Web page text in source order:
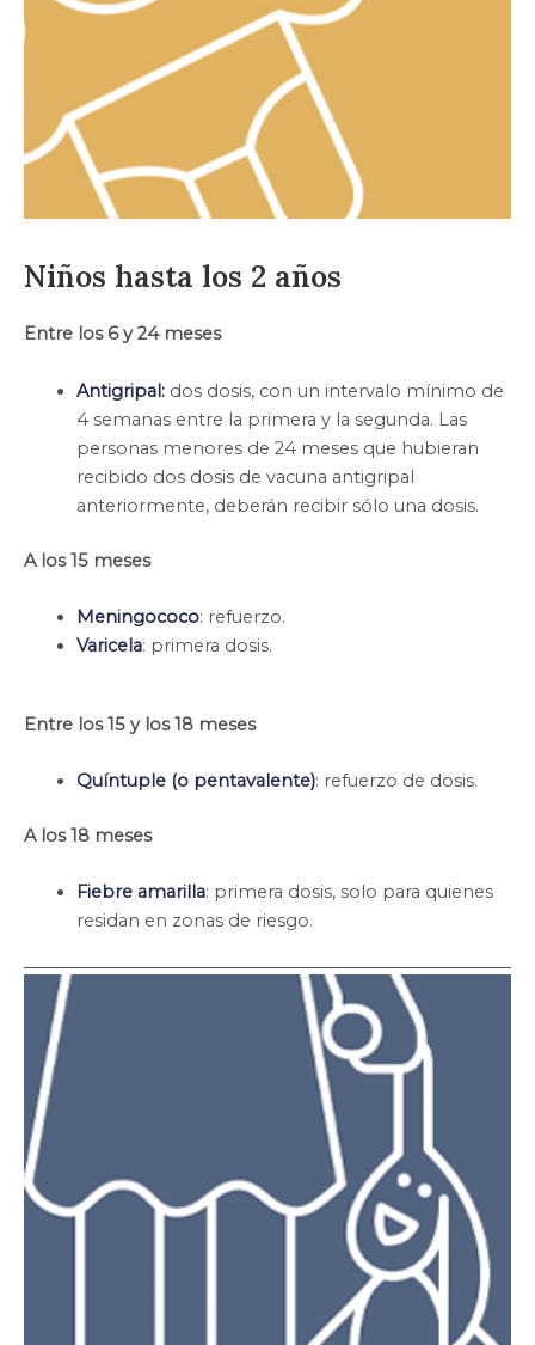
Niños hasta los 2 años
Entre los 6 y 24 meses
Antigripal:dos dosis, con un intervalo mínimo de
4 semanas entre la primera y la segunda. Las
personas menores de 24 meses que hubieran
recibido dos dosis de vacuna antigripal
anteriormente, deberán recibir sólo una dosis.
A los 15 meses
Meningococo: refuerzo.
Varicela: primera dosis.
Entre los 15 y los 18 meses
Quíntuple (o pentavalente): refuerzo de dosis.
A los 18 meses
Fiebre amarilla: primera dosis, solo para quienes
residan en zonas de riesgo.